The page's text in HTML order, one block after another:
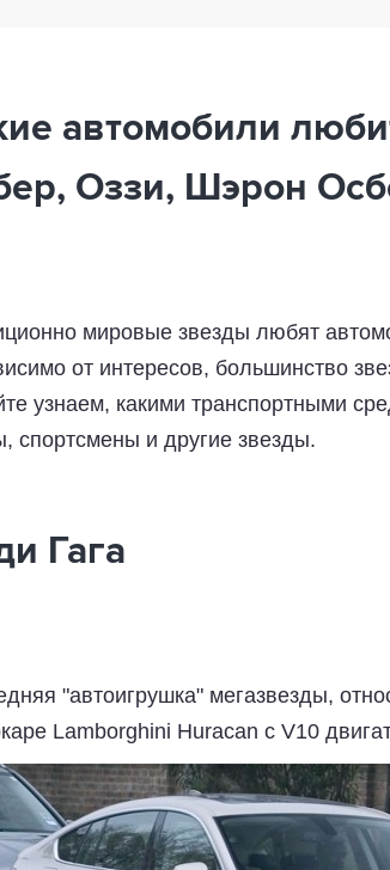
автомобили
Оззи, Шэрон
мировые звезды любят
от интересов, большинство
узнаем, какими транспортными
спортсмены и другие звезды.
Гага
"автоигрушка" мегазвезды,
Lamborghini Huracan с V10